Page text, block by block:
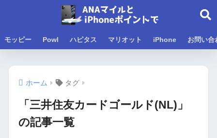
モッピー Powl ハピタス マリオット iPhone お問い合
ホーム タグ
「三井住友カードゴールド(NL)」
の記事一覧